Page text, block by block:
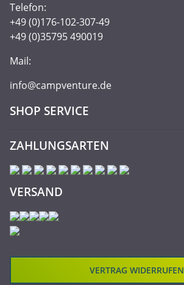
Telefon:
+49 (0)176-102-307-49
+49 (0)35795 490019
Mail:
info@campventure.de
SHOP SERVICE
ZAHLUNGSARTEN
VERSAND
VERTRAG WIDERRUFEN